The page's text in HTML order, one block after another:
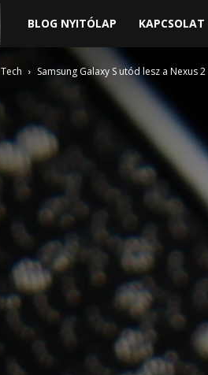
Harder
blogja
BLOG NYITÓLAP KAPCSOLAT
Tech Samsung Galaxy S utód lesz a Nexus 2